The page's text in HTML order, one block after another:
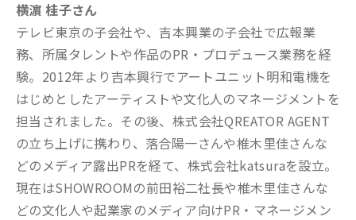
横濵 桂子さん
テレビ東京の子会社や、吉本興業の子会社で広報業
務、所属タレントや作品のPR・プロデュース業務を経
験。2012年より吉本興行でアートユニット明和電機を
はじめとしたアーティストや文化人のマネージメントを
担当されました。その後、株式会社QREATOR AGENT
の立ち上げに携わり、落合陽一さんや椎木里佳さんな
どのメディア露出PRを経て、株式会社katsuraを設立。
現在はSHOWROOMの前田裕二社長や椎木里佳さんな
どの文化人や起業家のメディア向けPR・マネージメン